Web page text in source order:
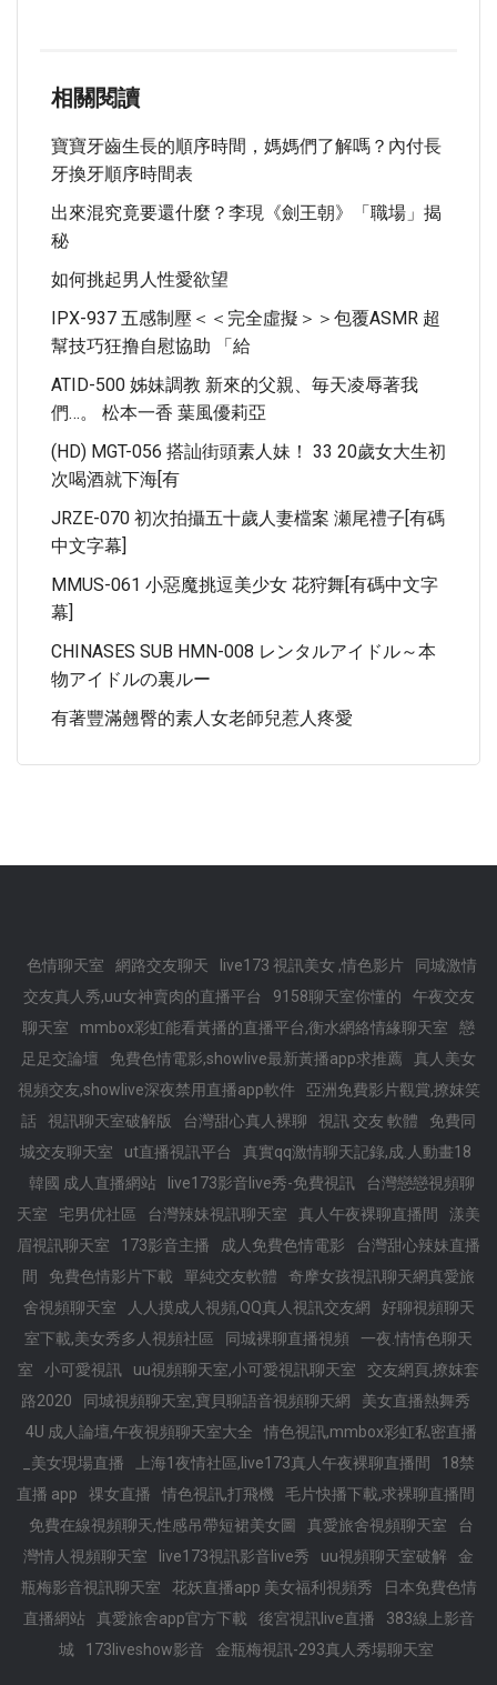
相關閱讀
寶寶牙齒生長的順序時間，媽媽們了解嗎？內付長
牙換牙順序時間表
出來混究竟要還什麼？李現《劍王朝》「職場」揭
秘
如何挑起男人性愛欲望
IPX-937 五感制壓＜＜完全虛擬＞＞包覆ASMR 超
幫技巧狂撸自慰協助 「給
ATID-500 姊妹調教 新來的父親、毎天凌辱著我
們…。 松本一香 葉風優莉亞
(HD) MGT-056 搭訕街頭素人妹！ 33 20歲女大生初
次喝酒就下海[有
JRZE-070 初次拍攝五十歲人妻檔案 瀬尾禮子[有碼
中文字幕]
MMUS-061 小惡魔挑逗美少女 花狩舞[有碼中文字
幕]
CHINASES SUB HMN-008 レンタルアイドル～本
物アイドルの裏ルー
有著豐滿翹臀的素人女老師兒惹人疼愛
色情聊天室 網路交友聊天 live173 視訊美女 ,情色影片
同城激情
交友真人秀,uu女神賣肉的直播平台
9158聊天室你懂的
午夜交友
聊天室
mmbox彩虹能看黃播的直播平台,衡水網絡情緣聊天室
戀
足足交論壇
免費色情電影,showlive最新黃播app求推薦
真人美女
視頻交友,showlive深夜禁用直播app軟件
亞洲免費影片觀賞,撩妺笑
話
視訊聊天室破解版 台灣甜心真人裸聊 視訊 交友 軟體
免費同
城交友聊天室
ut直播視訊平台
真實qq激情聊天記錄,成.人動畫18
韓國 成人直播網站
live173影音live秀-免費視訊
台灣戀戀視頻聊
天室
宅男优社區 台灣辣妹視訊聊天室 真人午夜裸聊直播間
漾美
眉視訊聊天室
173影音主播 成人免費色情電影
台灣甜心辣妹直播
間
免費色情影片下載 單純交友軟體
奇摩女孩視訊聊天網真愛旅
舍視頻聊天室
人人摸成人視頻,QQ真人視訊交友網
好聊視頻聊天
室下載,美女秀多人視頻社區
同城裸聊直播視頻
一夜.情情色聊天
室
小可愛視訊 uu視頻聊天室,小可愛視訊聊天室
交友網頁,撩妺套
路2020
同城視頻聊天室,寶貝聊語音視頻聊天網
美女直播熱舞秀
4U 成人論壇,午夜視頻聊天室大全
情色視訊,mmbox彩虹私密直播
_美女現場直播
上海1夜情社區,live173真人午夜裸聊直播間
18禁
直播 app
祼女直播 情色視訊,打飛機
毛片快播下載,求裸聊直播間
免費在線視頻聊天,性感吊帶短裙美女圖
真愛旅舍視頻聊天室
台
灣情人視頻聊天室
live173視訊影音live秀 uu視頻聊天室破解
金
瓶梅影音視訊聊天室
花妖直播app 美女福利視頻秀
日本免費色情
直播網站
真愛旅舍app官方下載 後宮視訊live直播
383線上影音
城
173liveshow影音 金瓶梅視訊-293真人秀場聊天室